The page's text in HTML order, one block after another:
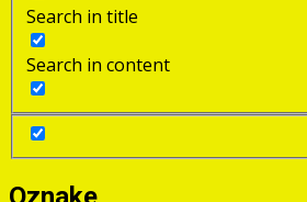
Search in title
Search in content